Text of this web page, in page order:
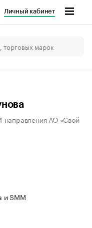
Личный кабинет
направления АО «Свой
и SMM